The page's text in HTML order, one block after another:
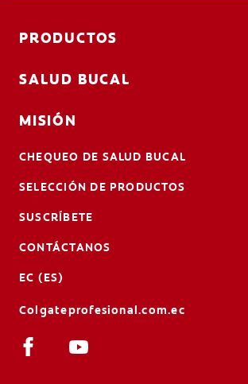
PRODUCTOS
SALUD BUCAL
MISIÓN
CHEQUEO DE SALUD BUCAL
SELECCIÓN DE PRODUCTOS
SUSCRÍBETE
CONTÁCTANOS
EC (ES)
Colgateprofesional.com.ec